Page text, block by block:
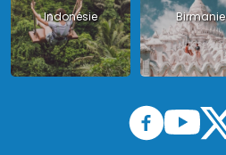
Indonésie Birmanie